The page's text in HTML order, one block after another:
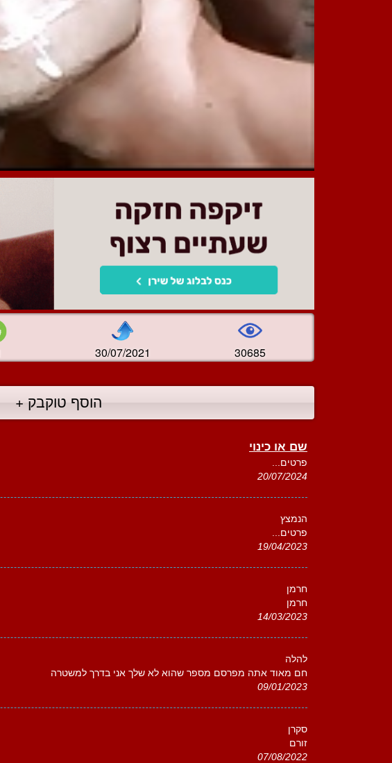
30/07/2021 30685
הוסף טוקבק +
שם או כינוי
פרטים...
20/07/2024
הנמצץ
פרטים...
19/04/2023
חרמן
חרמן
14/03/2023
להלה
חם מאוד אתה מפרסם מספר שהוא לא שלך אני בדרך למשטרה
09/01/2023
סקרן
זורם
07/08/2022